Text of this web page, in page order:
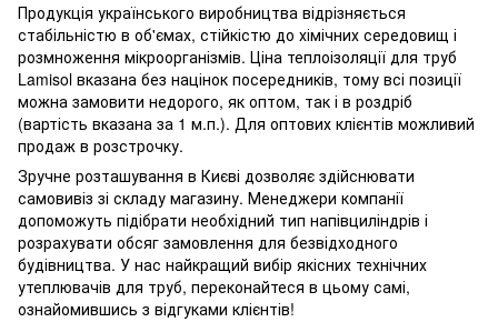
Продукція українського виробництва відрізняється
стабільністю в об'ємах, стійкістю до хімічних середовищ і
розмноження мікроорганізмів. Ціна теплоізоляції для труб
Lamisol вказана без націнок посередників, тому всі позиції
можна замовити недорого, як оптом, так і в роздріб
(вартість вказана за 1 м.п.). Для оптових клієнтів можливий
продаж в розстрочку.
Зручне розташування в Києві дозволяє здійснювати
самовивіз зі складу магазину. Менеджери компанії
допоможуть підібрати необхідний тип напівциліндрів і
розрахувати обсяг замовлення для безвідходного
будівництва. У нас найкращий вибір якісних технічних
утеплювачів для труб, переконайтеся в цьому самі,
ознайомившись з відгуками клієнтів!